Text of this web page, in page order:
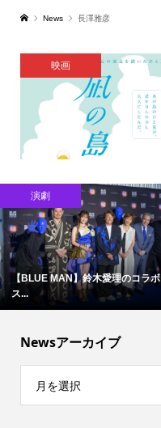
News 長澤雅彦
映画
演劇
【BLUE MAN】鈴木愛理のコラボ
ス...
Newsアーカイブ
月を選択